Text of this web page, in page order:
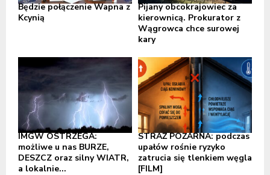
Będzie połączenie Wapna z
Kcynią
Pijany obcokrajowiec za
kierownicą. Prokurator z
Wągrowca chce surowej
kary
IMGW OSTRZEGA:
możliwe u nas BURZE,
DESZCZ oraz silny WIATR,
a lokalnie...
STRAŻ POŻARNA: podczas
upałów rośnie ryzyko
zatrucia się tlenkiem węgla
[FILM]